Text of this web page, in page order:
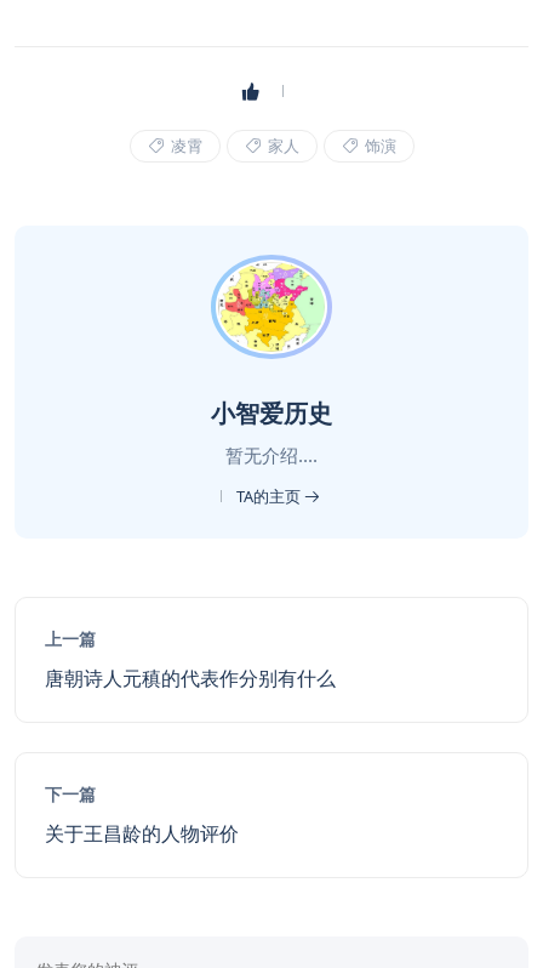
凌霄 家人 饰演
小智爱历史
暂无介绍....
TA的主页
上一篇
唐朝诗人元稹的代表作分别有什么
下一篇
关于王昌龄的人物评价